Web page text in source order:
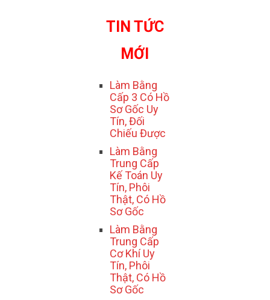
TIN TỨC
MỚI
Làm Bằng
Cấp 3 Có Hồ
Sơ Gốc Uy
Tín, Đối
Chiếu Được
Làm Bằng
Trung Cấp
Kế Toán Uy
Tín, Phôi
Thật, Có Hồ
Sơ Gốc
Làm Bằng
Trung Cấp
Cơ Khí Uy
Tín, Phôi
Thật, Có Hồ
Sơ Gốc